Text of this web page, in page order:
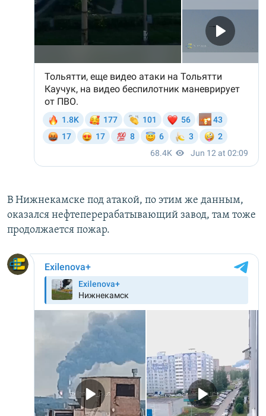
В Нижнекамске под атакой, по этим же данным,
оказался нефтеперерабатывающий завод, там тоже
продолжается пожар.